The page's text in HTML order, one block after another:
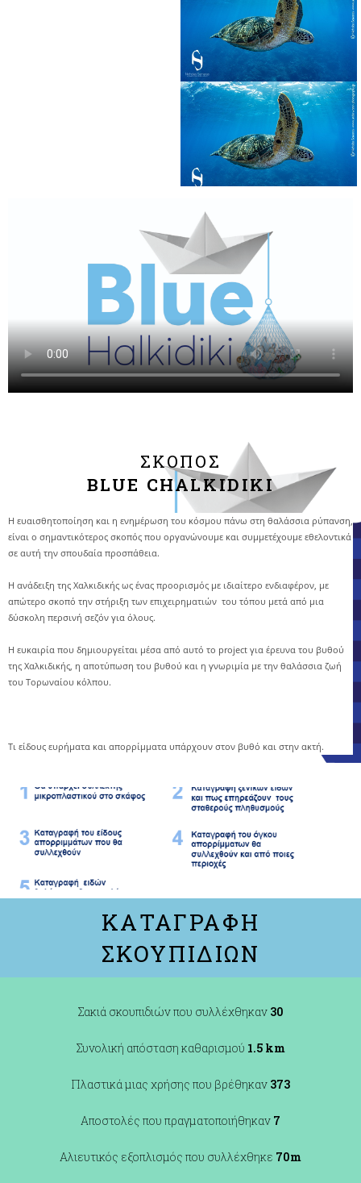
ΣΚΟΠΟΣ
BLUE CHALKIDIKI
Η ευαισθητοποίηση και η ενημέρωση του κόσμου πάνω στη θαλάσσια ρύπανση,
είναι ο σημαντικότερος σκοπός που οργανώνουμε και συμμετέχουμε εθελοντικά
σε αυτή την σπουδαία προσπάθεια.
Η ανάδειξη της Χαλκιδικής ως ένας προορισμός με ιδιαίτερο ενδιαφέρον, με
απώτερο σκοπό την στήριξη των επιχειρηματιών του τόπου μετά από μια
δύσκολη περσινή σεζόν για όλους.
Η ευκαιρία που δημιουργείται μέσα από αυτό το project για έρευνα του βυθού
της Χαλκιδικής, η αποτύπωση του βυθού και η γνωριμία με την θαλάσσια ζωή
του Τορωναίου κόλπου.
Τι είδους ευρήματα και απορρίμματα υπάρχουν στον βυθό και στην ακτή.
ΚΑΤΑΓΡΑΦΗ
ΣΚΟΥΠΙΔΙΩΝ
Σακιά σκουπιδιών που συλλέχθηκαν 30
Συνολική απόσταση καθαρισμού 1.5 km
Πλαστικά μιας χρήσης που βρέθηκαν 373
Αποστολές που πραγματοποιήθηκαν 7
Αλιευτικός εξοπλισμός που συλλέχθηκε 70m